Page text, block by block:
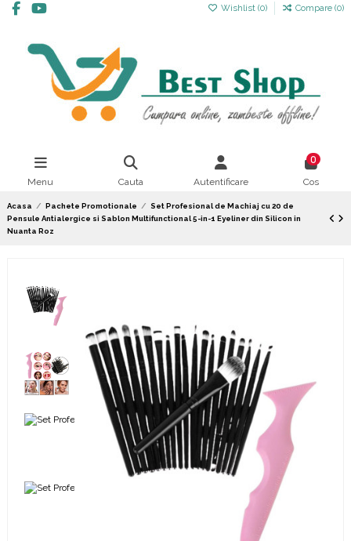
Wishlist (0) Compare (0)
Menu Cauta Autentificare
0
Cos
Acasa Pachete Promotionale
Set Profesional de Machiaj cu 20 de
Pensule Antialergice si Sablon Multifunctional 5-in-1 Eyeliner din Silicon in
Nuanta Roz